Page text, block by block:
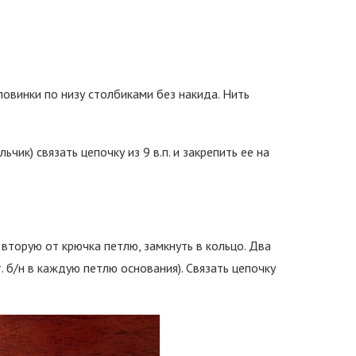
по низу столбиками без накида. Нить
связать цепочку из 9 в.п. и закрепить ее на
от крючка петлю, замкнуть в кольцо. Два
н в каждую петлю основания). Связать цепочку